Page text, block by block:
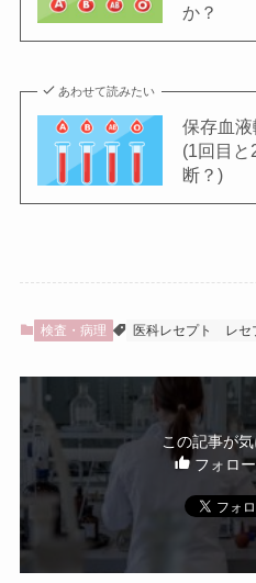
か？
あわせて読みたい
保存血
(1回目と
断？)
検査・病理 医科レセプト レセ
この記事が
フォロ